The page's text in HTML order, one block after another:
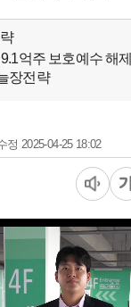
억주 보호예수 해
장전략
정 2025-04-25 18:02